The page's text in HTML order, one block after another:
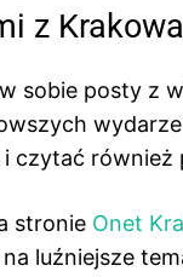
z Krakowa
sobie posty z
czytać również
stronie Onet
luźniejsze